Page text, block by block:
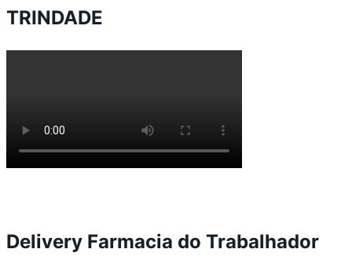
TRINDADE
Delivery Farmacia do Trabalhador